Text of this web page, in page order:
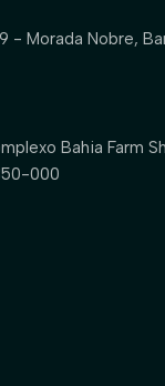
- Morada Nobre,
Bahia Farm
000